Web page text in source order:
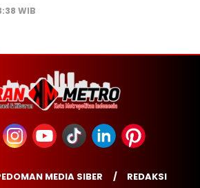
WIB
MEDIA SIBER REDAKSI